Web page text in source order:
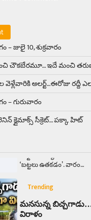
– జులై 10, శుక్రవారం
చౌకబేరమూ… ఇదే మంచి
వెళ్లేవారికి అలర్ట్‌…ఈరోజు రద్దీ
– గురువారం
క్లైమాక్స్‌ సీక్రెట్‌… పక్కా హిట్‌
Balachander
ఉత్తర ప్రదేశ్‌లోని ఝాన్సీ
ప్రమాదం చోటుచేసుకుంది.
రహదారిపై వేల సంఖ్యలో బీరు…
Trending
అక్కడ ఆదివారం
సాఫ్ట్‌వేర్ ఉద్యోగి వరకు
‘బట్టలు ఉతకడం’. వారం…
Trending
మనసున్న
విరాళం